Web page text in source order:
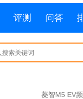
评测 问答
菱智M5 EV